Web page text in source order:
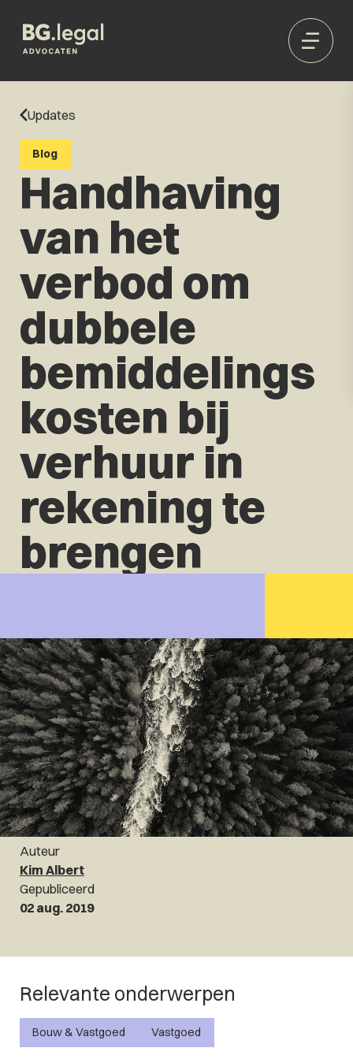
Updates
Blog
Handhaving
van het
verbod om
dubbele
bemiddelings
kosten bij
verhuur in
rekening te
brengen
Auteur
Kim Albert
Gepubliceerd
02 aug. 2019
Relevante onderwerpen
Bouw & Vastgoed Vastgoed